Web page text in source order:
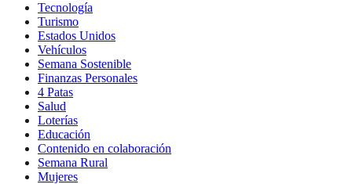
Tecnología
Turismo
Estados Unidos
Vehículos
Semana Sostenible
Finanzas Personales
4 Patas
Salud
Loterías
Educación
Contenido en colaboración
Semana Rural
Mujeres